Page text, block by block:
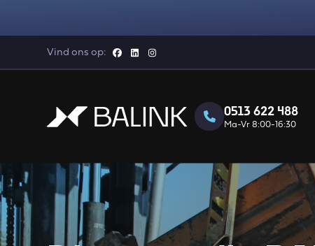
Vind ons op:
0513 622 488
Ma-Vr 8:00-16:30